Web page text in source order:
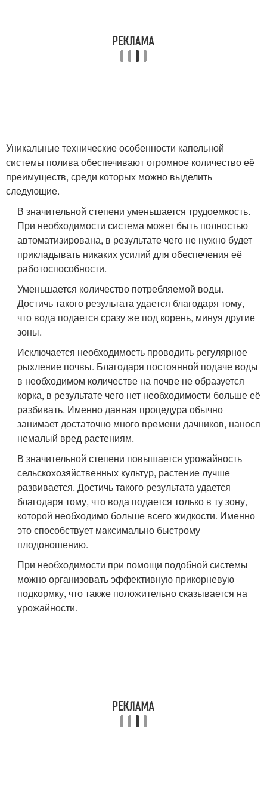
Уникальные технические особенности капельной
системы полива обеспечивают огромное количество её
преимуществ, среди которых можно выделить
следующие.
В значительной степени уменьшается трудоемкость.
При необходимости система может быть полностью
автоматизирована, в результате чего не нужно будет
прикладывать никаких усилий для обеспечения её
работоспособности.
Уменьшается количество потребляемой воды.
Достичь такого результата удается благодаря тому,
что вода подается сразу же под корень, минуя другие
зоны.
Исключается необходимость проводить регулярное
рыхление почвы. Благодаря постоянной подаче воды
в необходимом количестве на почве не образуется
корка, в результате чего нет необходимости больше её
разбивать. Именно данная процедура обычно
занимает достаточно много времени дачников, нанося
немалый вред растениям.
В значительной степени повышается урожайность
сельскохозяйственных культур, растение лучше
развивается. Достичь такого результата удается
благодаря тому, что вода подается только в ту зону,
которой необходимо больше всего жидкости. Именно
это способствует максимально быстрому
плодоношению.
При необходимости при помощи подобной системы
можно организовать эффективную прикорневую
подкормку, что также положительно сказывается на
урожайности.